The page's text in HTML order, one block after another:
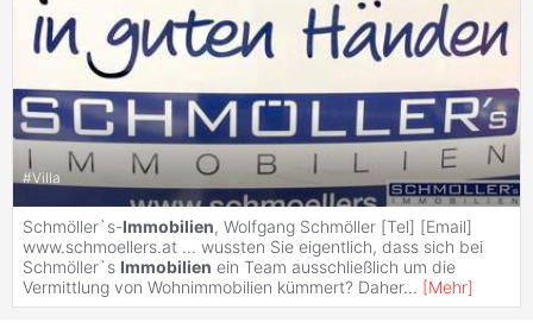
#Villa
Schmöller`s-Immobilien, Wolfgang Schmöller [Tel] [Email]
www.schmoellers.at ... wussten Sie eigentlich, dass sich bei
Schmöller`s Immobilien ein Team ausschließlich um die
Vermittlung von Wohnimmobilien kümmert? Daher... [Mehr]